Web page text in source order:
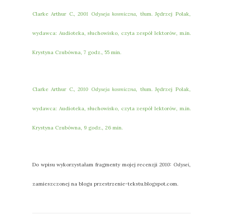
Clarke Arthur C.,2001 Odyseja kosmiczna, tłum. Jędrzej Polak,
wydawca: Audioteka, słuchowisko, czyta zespół lektorów, m.in.
Krystyna Czubówna, 7 godz., 55 min.
Clarke Arthur C.,2010 Odyseja kosmiczna, tłum. Jędrzej Polak,
wydawca: Audioteka, słuchowisko, czyta zespół lektorów, m.in.
Krystyna Czubówna, 9 godz., 26 min.
Do wpisu wykorzystałam fragmenty mojej recenzji 2010: Odysei,
zamieszczonej na blogu przestrzenie-tekstu.blogspot.com.